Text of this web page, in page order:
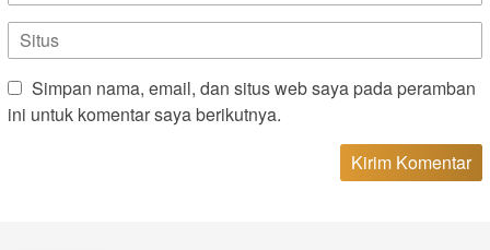
Simpan nama, email, dan situs web saya pada peramban
ini untuk komentar saya berikutnya.